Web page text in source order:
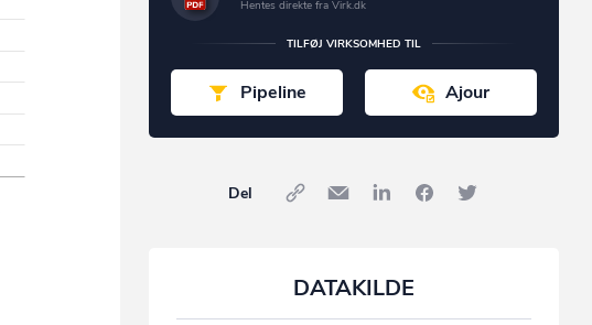
Hentes direkte fra Virk.dk
TILFØJ VIRKSOMHED TIL
Pipeline Ajour
Del
DATAKILDE